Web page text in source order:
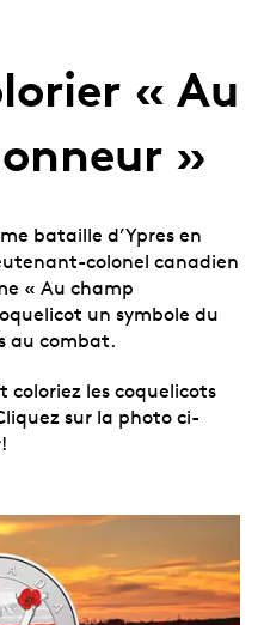
« Au
»
bataille d’Ypres en
colonel canadien
« Au champ
un symbole du
au combat.
coloriez les coquelicots
sur la photo ci-